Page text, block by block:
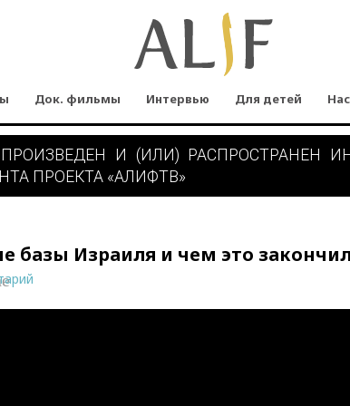
Док. фильмы Интервью Для детей
И (ИЛИ) РАСПРОСТРАНЕН
ПРОЕКТА «АЛИФТВ»
базы Израиля и чем это